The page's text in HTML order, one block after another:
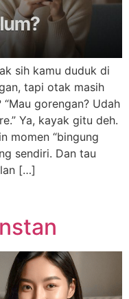
sih kamu duduk di
tapi otak masih
gorengan? Udah
Ya, kayak gitu deh.
momen “bingung
sendiri. Dan tau
[…]